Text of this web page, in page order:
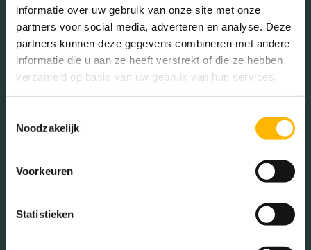
informatie over uw gebruik van onze site met onze
partners voor social media, adverteren en analyse. Deze
partners kunnen deze gegevens combineren met andere
informatie die u aan ze heeft verstrekt of die ze hebben
verzameld op basis van uw gebruik van hun services.
Noodzakelijk
Voorkeuren
Statistieken
Burgerlijke staat in wijk
Gehuwd (44.01%)
Ongehuwd (42.07%)
Gescheiden (4.85%)